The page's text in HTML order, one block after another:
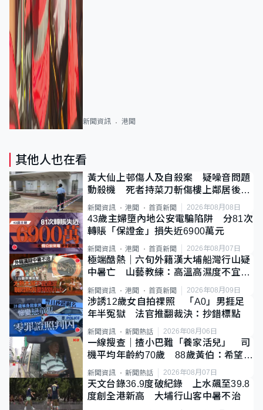
新聞資訊 港聞
其他人也在看
黃大仙上邨傷人及自殺案 疑噪音問題
動殺機 死者持菜刀斬傷樓上鄰居後墮
斃
新聞資訊 港聞 首頁新聞 2026年08月08日
43歲主婦墮內地公安電騙陷阱 分81次
轉賬「保證金」損失近6900萬元
新聞資訊 港聞 首頁新聞 2026年08月07日
極端酷熱｜六旬外籍漢大埔船灣行山疑
中暑亡 山藝教練：高溫高濕度不宜遠
新聞資訊 港聞 首頁新聞 2026年08月09日
涉誘12歲女自拍祼照 「A0」男捱足
年半冤獄 法官推翻裁決：抄錯標點
新聞資訊 新聞熱話 2026年08月06日
一線搜查｜揸小巴難「養家活兒」 司
機平均年齡約70歲 88歲黃伯：希望一
直揸落去
新聞資訊 新聞熱話 2026年08月07日
天文台錄36.9度破紀錄 上水飆至39.8
度創全港新高 大埔行山客中暑不治